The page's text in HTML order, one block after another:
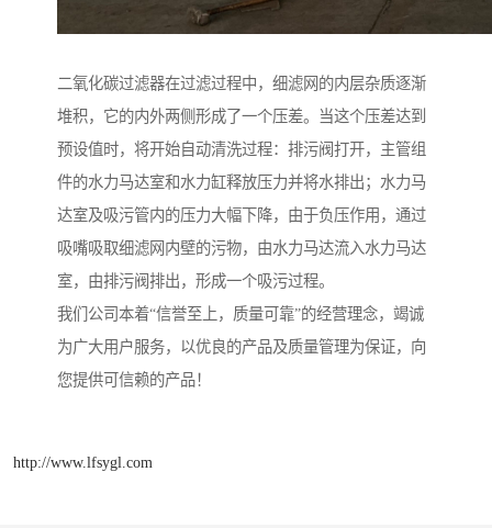
二氧化碳过滤器在过滤过程中，细滤网的内层杂质逐渐
堆积，它的内外两侧形成了一个压差。当这个压差达到
预设值时，将开始自动清洗过程：排污阀打开，主管组
件的水力马达室和水力缸释放压力并将水排出；水力马
达室及吸污管内的压力大幅下降，由于负压作用，通过
吸嘴吸取细滤网内壁的污物，由水力马达流入水力马达
室，由排污阀排出，形成一个吸污过程。
我们公司本着“信誉至上，质量可靠”的经营理念，竭诚
为广大用户服务，以优良的产品及质量管理为保证，向
您提供可信赖的产品！
http://www.lfsygl.com